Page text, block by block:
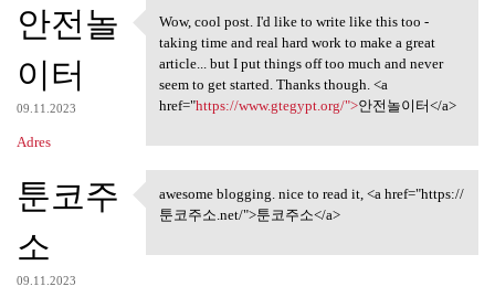
안전놀
이터
09.11.2023
Adres
Wow, cool post. I'd like to
Wow, cool post. I'd like to write like this too -
taking time and real hard work to make a great
article... but I put things off too much and never
seem to get started. Thanks though. <a
href="https://www.gtegypt.org/">안전놀이터</a>
툰코주
소
09.11.2023
awesome blogging. nice to
awesome blogging. nice to read it, <a href="https://
툰코주소.net/">툰코주소</a>